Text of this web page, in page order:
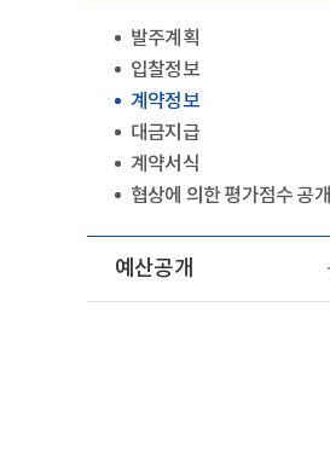
발주계획
입찰정보
계약정보
대금지급
계약서식
협상에 의한 평가점수 공개
예산공개